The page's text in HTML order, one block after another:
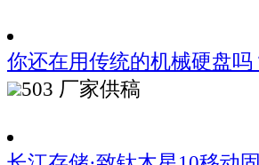
你还在用传统的机械硬盘
503 厂家供稿